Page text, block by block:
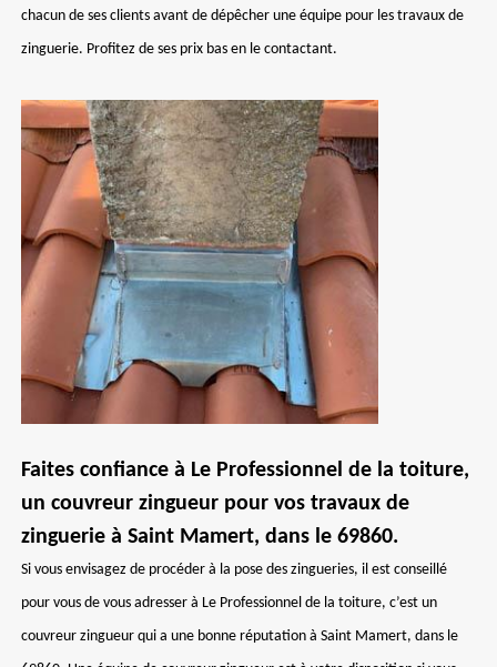
chacun de ses clients avant de dépêcher une équipe pour les travaux de
zinguerie. Profitez de ses prix bas en le contactant.
Faites confiance à Le Professionnel de la toiture,
un couvreur zingueur pour vos travaux de
zinguerie à Saint Mamert, dans le 69860.
Si vous envisagez de procéder à la pose des zingueries, il est conseillé
pour vous de vous adresser à Le Professionnel de la toiture, c’est un
couvreur zingueur qui a une bonne réputation à Saint Mamert, dans le